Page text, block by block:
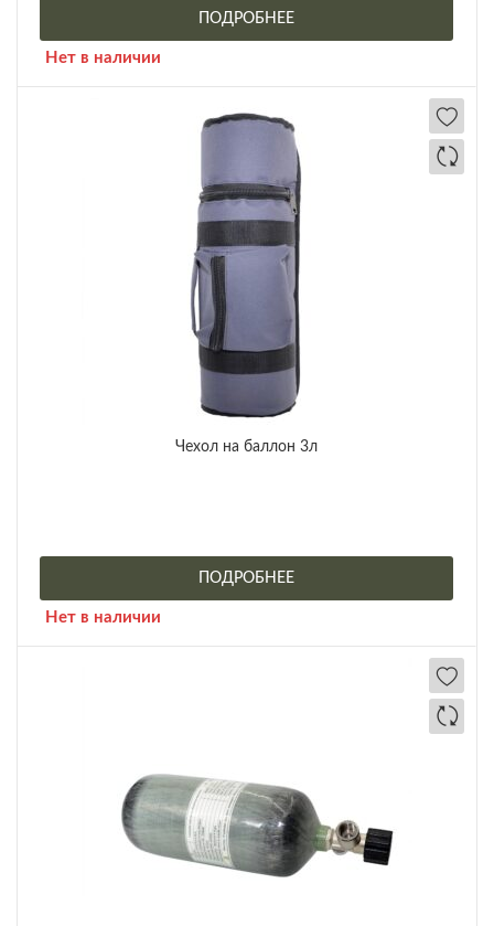
ПОДРОБНЕЕ
Нет в наличии
Чехол на баллон 3л
ПОДРОБНЕЕ
Нет в наличии